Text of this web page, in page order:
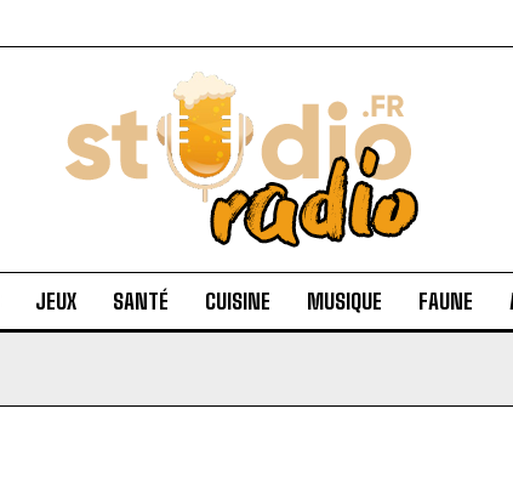
JEUX SANTÉ CUISINE MUSIQUE FAUNE